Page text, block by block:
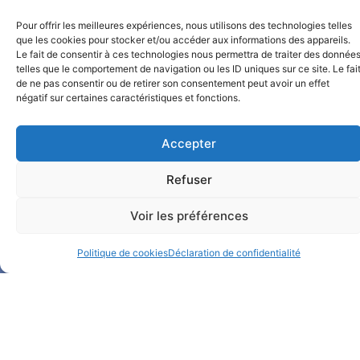
Pour offrir les meilleures expériences, nous utilisons des technologies telles
que les cookies pour stocker et/ou accéder aux informations des appareils.
Le fait de consentir à ces technologies nous permettra de traiter des données
telles que le comportement de navigation ou les ID uniques sur ce site. Le fait
de ne pas consentir ou de retirer son consentement peut avoir un effet
négatif sur certaines caractéristiques et fonctions.
Accepter
Refuser
Voir les préférences
Politique de cookiesDéclaration de confidentialité